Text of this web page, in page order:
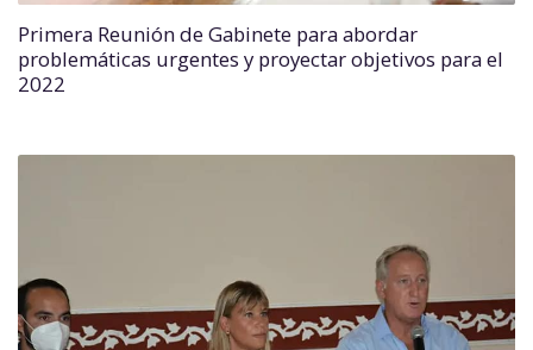
Primera Reunión de Gabinete para abordar
problemáticas urgentes y proyectar objetivos para el
2022